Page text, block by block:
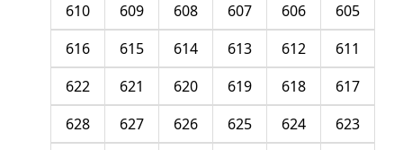
605
606
607
608
609
610
611
612
613
614
615
616
617
618
619
620
621
622
623
624
625
626
627
628